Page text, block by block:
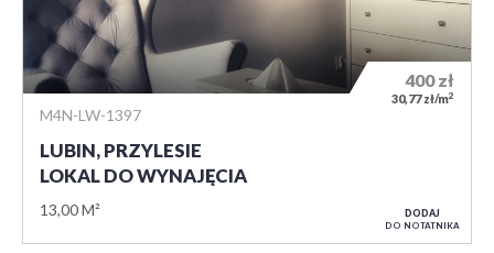
M4N-LW-1397
LUBIN, PRZYLESIE
LOKAL DO WYNAJĘCIA
13,00 M²
400zł
30,77 zł/m2
DODAJ
DO NOTATNIKA